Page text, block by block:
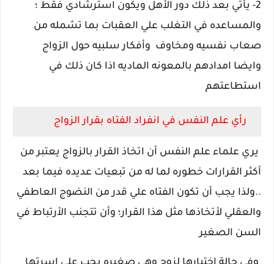
2- يأتي بعد ذلك دور الأهل ويكون استرشادي فقط ؛
والمساعده في التغلب علي العقبات بما تشمله من
صعاب نفسيه ومخاوف وأفكار سلبيه حول الزواج
وايضا امدادهم بالمعونه الماديه اذا كان ذلك في
استطاعتهم
رأي علم النفس في انفراد الفتاه بقرار الزواج
يري علماء علم النفس أن اتخاذ القرار بالزواج يعتبر من
أكثر القرارات خطوره لما له من تبعيات عديده فيما بعد
..ولذا يجب أن تكون الفتاه علي قدر من النضوج العاطفي
والعقلي لأتخاذها مثل هذا القرار؛ وأن تتجنب الأرتباط في
السن الصغير